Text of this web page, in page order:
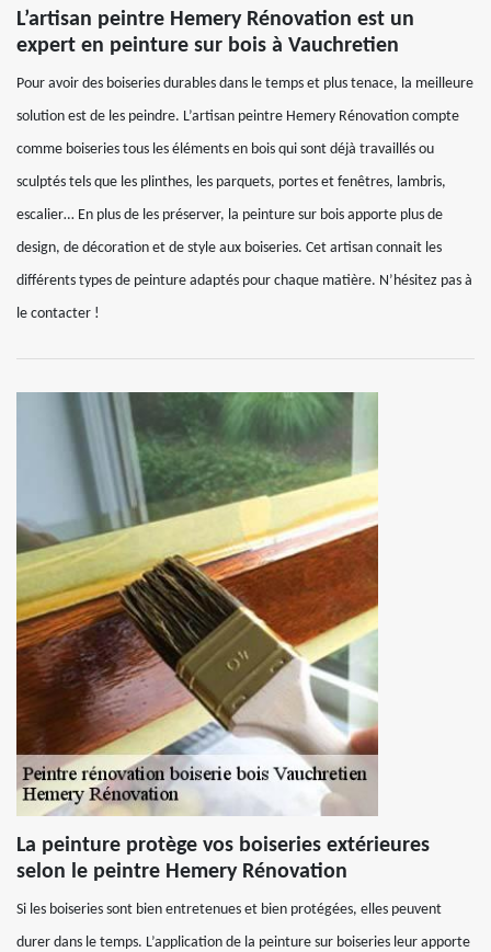
L’artisan peintre Hemery Rénovation est un
expert en peinture sur bois à Vauchretien
Pour avoir des boiseries durables dans le temps et plus tenace, la meilleure
solution est de les peindre. L’artisan peintre Hemery Rénovation compte
comme boiseries tous les éléments en bois qui sont déjà travaillés ou
sculptés tels que les plinthes, les parquets, portes et fenêtres, lambris,
escalier… En plus de les préserver, la peinture sur bois apporte plus de
design, de décoration et de style aux boiseries. Cet artisan connait les
différents types de peinture adaptés pour chaque matière. N’hésitez pas à
le contacter !
La peinture protège vos boiseries extérieures
selon le peintre Hemery Rénovation
Si les boiseries sont bien entretenues et bien protégées, elles peuvent
durer dans le temps. L’application de la peinture sur boiseries leur apporte